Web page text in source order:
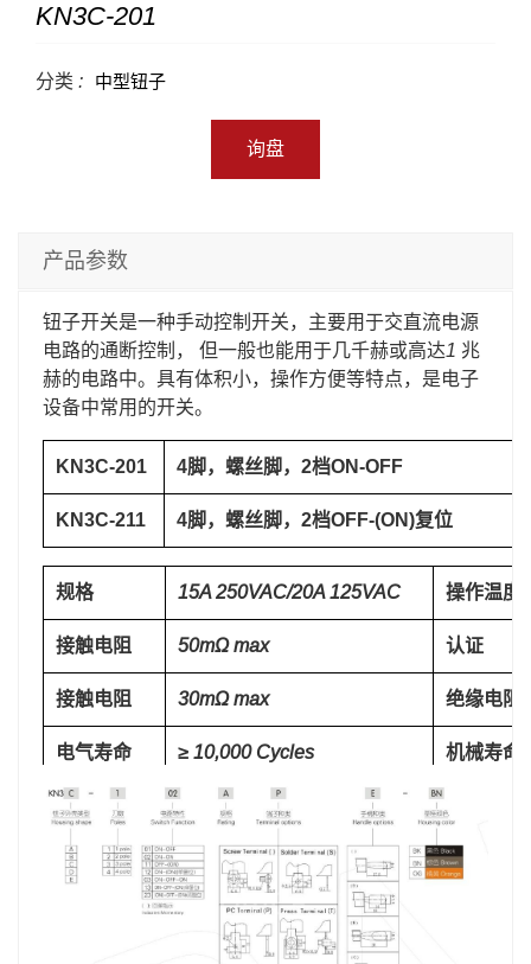
KN3C-201
分类 : 中型钮子
询盘
产品参数
钮子开关是一种手动控制开关，主要用于交直流电源
电路的通断控制， 但一般也能用于几千赫或高达1 兆
赫的电路中。具有体积小，操作方便等特点，是电子
设备中常用的开关。
KN3C-201 4脚，螺丝脚，2档ON-OFF
KN3C-211 4脚，螺丝脚，2档OFF-(ON)复位
规格 15A 250VAC/20A 125VAC 操作温度
接触电阻 50mΩ max 认证
接触电阻 30mΩ max 绝缘电阻
电气寿命 ≥ 10,000 Cycles 机械寿命